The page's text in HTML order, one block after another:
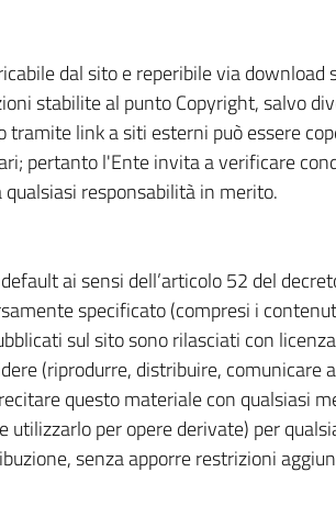
dal sito e reperibile via download
stabilite al punto Copyright, salvo
tramite link a siti esterni può essere
pertanto l'Ente invita a verificare
responsabilità in merito.
ai sensi dell’articolo 52 del
specificato (compresi i
sul sito sono rilasciati con
(riprodurre, distribuire, comunicare
questo materiale con qualsiasi
per opere derivate) per
senza apporre restrizioni